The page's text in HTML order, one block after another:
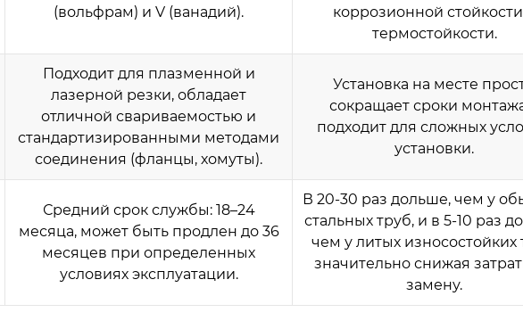
(вольфрам) и V (ванадий).
коррозионной
термостойкости.
Подходит для плазменной и
лазерной резки, обладает
отличной свариваемостью и
стандартизированными методами
соединения (фланцы, хомуты).
Установка на месте
сокращает сроки
подходит для сложных
установки.
Средний срок службы: 18–24
месяца, может быть продлен до 36
месяцев при определенных
условиях эксплуатации.
В 20-30 раз дольше, чем у
стальных труб, и в 5-10 раз
чем у литых износостойких
значительно снижая
замену.